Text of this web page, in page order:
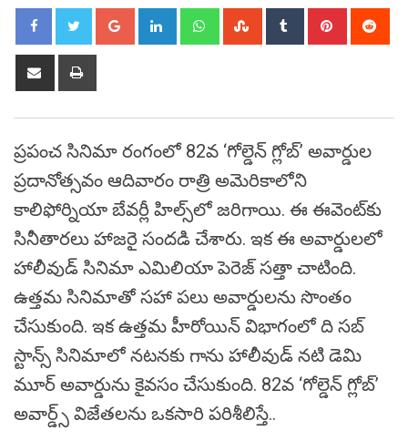
Google+ LinkedIn WhatsappStumbleUpon
Tumblr Pinterest
Share
ప్రపంచ సినిమా రంగంలో 82వ ‘గోల్డెన్‌ గ్లోబ్‌’ అవార్డుల
ప్రదానోత్సవం ఆదివారం రాత్రి అమెరికాలోని
కాలిఫోర్నియా బేవర్లీ హిల్స్‌లో జ‌రిగాయి. ఈ ఈవెంట్‌కు
సినీతారలు హాజరై సందడి చేశారు. ఇక ఈ అవార్డుల‌లో
హాలీవుడ్ సినిమా ఎమిలియా పెరెజ్ స‌త్తా చాటింది.
ఉత్తమ సినిమాతో సహా పలు అవార్డులను సొంతం
చేసుకుంది. ఇక ఉత్త‌మ హీరోయిన్ విభాగంలో ది స‌బ్
స్టాన్స్ సినిమాలో న‌ట‌న‌కు గాను హాలీవుడ్ న‌టి డెమి
మూర్ అవార్డును కైవ‌సం చేసుకుంది. 82వ ‘గోల్డెన్‌ గ్లోబ్‌’
అవార్డ్స్ విజేత‌లను ఒక‌సారి పరిశీలిస్తే..